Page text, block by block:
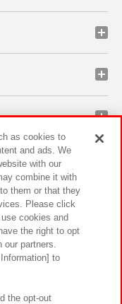
サイトポリシー
リティ方針と検証結果
ご質問・お問い合わせ
as cookies to
and ads. We
with our
combine it with
them or that they
Please click
cookies and
the right to opt
our partners.
to
the opt-out